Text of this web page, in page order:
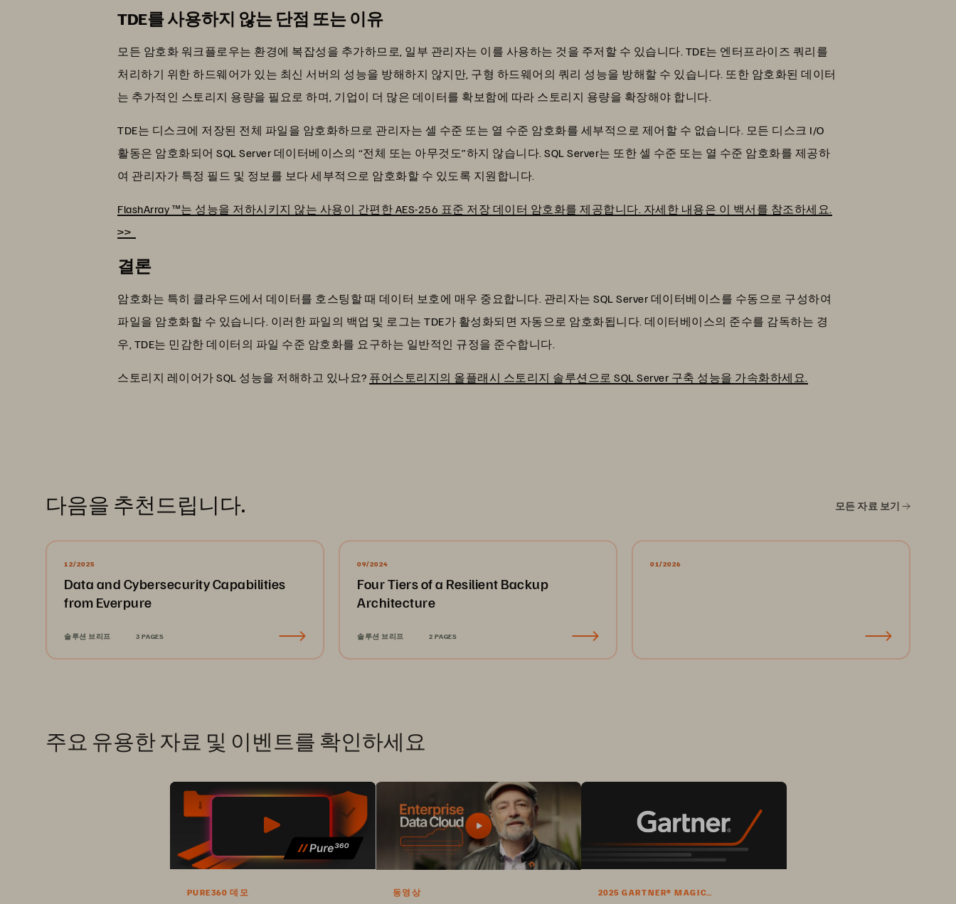
TDE를 사용하지 않는 단점 또는 이유
모든 암호화 워크플로우는 환경에 복잡성을 추가하므로, 일부 관리자는 이를 사용하는 것을 주저할 수 있습니다. TDE는 엔터프라이즈 쿼리를
처리하기 위한 하드웨어가 있는 최신 서버의 성능을 방해하지 않지만, 구형 하드웨어의 쿼리 성능을 방해할 수 있습니다. 또한 암호화된 데이터
는 추가적인 스토리지 용량을 필요로 하며, 기업이 더 많은 데이터를 확보함에 따라 스토리지 용량을 확장해야 합니다.
TDE는 디스크에 저장된 전체 파일을 암호화하므로 관리자는 셀 수준 또는 열 수준 암호화를 세부적으로 제어할 수 없습니다. 모든 디스크 I/O
활동은 암호화되어 SQL Server 데이터베이스의 “전체 또는 아무것도”하지 않습니다. SQL Server는 또한 셀 수준 또는 열 수준 암호화를 제공하
여 관리자가 특정 필드 및 정보를 보다 세부적으로 암호화할 수 있도록 지원합니다.
FlashArray ™는 성능을 저하시키지 않는 사용이 간편한 AES-256 표준 저장 데이터 암호화를 제공합니다. 자세한 내용은 이 백서를 참조하세요.
>>
결론
암호화는 특히 클라우드에서 데이터를 호스팅할 때 데이터 보호에 매우 중요합니다. 관리자는 SQL Server 데이터베이스를 수동으로 구성하여
파일을 암호화할 수 있습니다. 이러한 파일의 백업 및 로그는 TDE가 활성화되면 자동으로 암호화됩니다. 데이터베이스의 준수를 감독하는 경
우, TDE는 민감한 데이터의 파일 수준 암호화를 요구하는 일반적인 규정을 준수합니다.
스토리지 레이어가 SQL 성능을 저해하고 있나요? 퓨어스토리지의 올플래시 스토리지 솔루션으로 SQL Server 구축 성능을 가속화하세요.
다음을 추천드립니다. 모든 자료 보기
12/2025
Data and Cybersecurity Capabilities
from Everpure
솔루션 브리프 3 PAGES
09/2024
Four Tiers of a Resilient Backup
Architecture
솔루션 브리프 2 PAGES
01/2026
주요 유용한 자료 및 이벤트를 확인하세요
PURE360 데모 동영상
2025 GARTNER® MAGIC